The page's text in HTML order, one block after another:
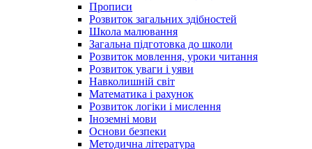
Прописи
Розвиток загальних здібностей
Школа малювання
Загальна підготовка до школи
Розвиток мовлення, уроки читання
Розвиток уваги і уяви
Навколишній світ
Математика і рахунок
Розвиток логіки і мислення
Іноземні мови
Основи безпеки
Методична література